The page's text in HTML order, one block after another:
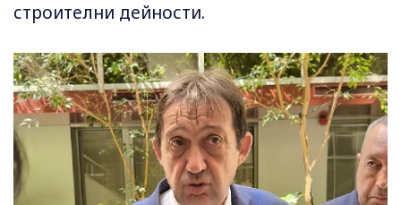
строителни дейности.